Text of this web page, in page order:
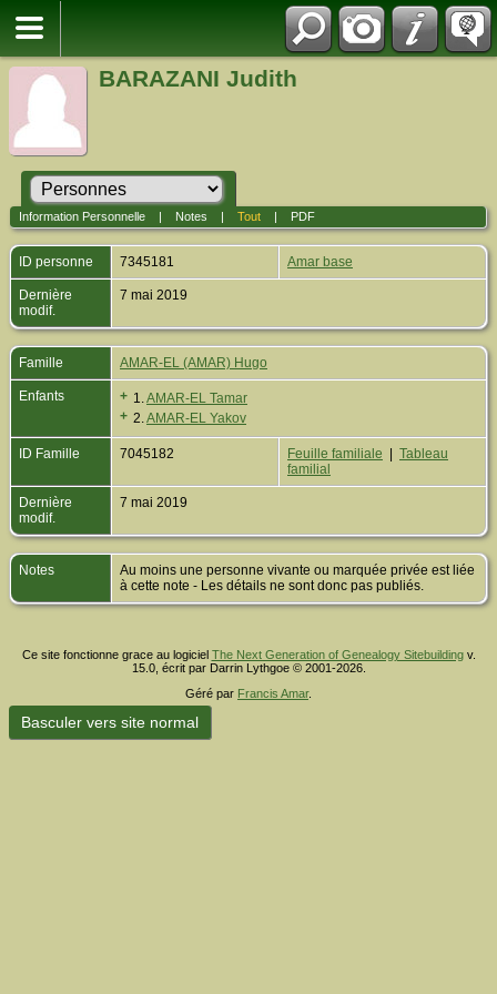
BARAZANI Judith
Information Personnelle| Notes Tout| PDF
ID personne 7345181 Amar base
Dernière
modif.
7 mai 2019
Famille AMAR-EL (AMAR) Hugo
Enfants + 1.AMAR-EL Tamar
+ 2.AMAR-EL Yakov
ID Famille 7045182 Feuille familiale
Tableau
familial
Dernière
modif.
7 mai 2019
Notes
Au moins une personne vivante ou marquée privée est liée
à cette note - Les détails ne sont donc pas publiés.
Ce site fonctionne grace au logiciel The Next Generation of Genealogy Sitebuildingv.
15.0, écrit par Darrin Lythgoe © 2001-2026.
Géré par Francis Amar.
Basculer vers site normal